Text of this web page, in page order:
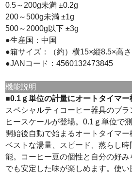
0.5～200g未満 ±0.2g
200～500g未満 ±1g
500～2000g以下 ±3g
●生産国：中国
●箱サイズ：（約）横15×縦8.5×高
●JANコード：4560132473845
機能説明
■0.1ｇ単位の計量にオートタイマー
スペシャルティコーヒー器具のブ
ヒースケールが登場。0.1ｇ単位で
開始後自動で始まるオートタイマ
ベストな湯量、スピード、蒸らし
能。コーヒー豆の個性と自分の好
でも安定した味が楽しめます。使